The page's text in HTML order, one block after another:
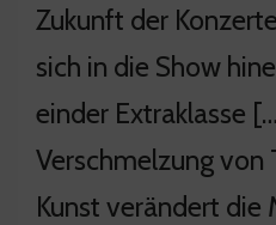
Zukunft der
sich in die Show
einder Extraklasse
Verschmelzung von
Kunst verändert die